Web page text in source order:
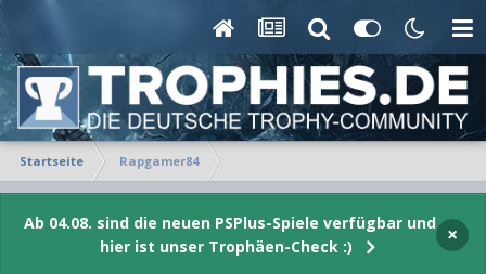
Startseite Rapgamer84
Ab 04.08. sind die neuen PSPlus-Spiele verfügbar und
hier ist unser Trophäen-Check :)
×